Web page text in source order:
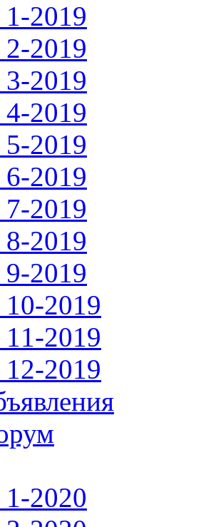
2019
2019
2019
2019
2019
2019
2019
2019
2019
2019
2019
2019
2020